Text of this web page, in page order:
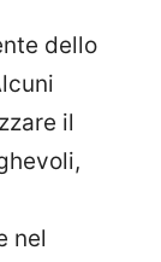
dello
il
nel